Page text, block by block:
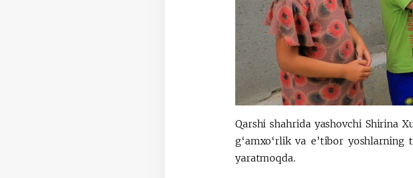
Qarshi shahrida yashovchi Shirina
g‘amxo‘rlik va e’tibor
yaratmoqda.